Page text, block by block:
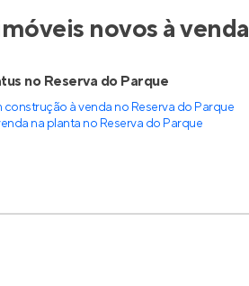
novos à venda
no Reserva do Parque
à venda no Reserva do Parque
na planta no Reserva do Parque